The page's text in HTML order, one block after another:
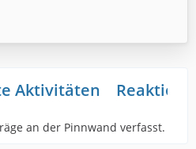
Aktivitäten
an der Pinnwand verfasst.